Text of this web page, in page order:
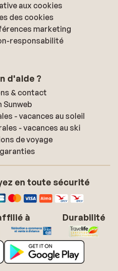
aux cookies
des cookies
marketing
responsabilité
d'aide ?
& contact
Sunweb
- vacances au soleil
- vacances au ski
de voyage
en toute sécurité
à Durabilité